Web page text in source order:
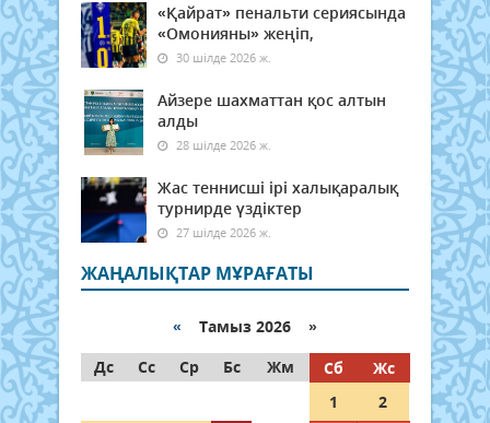
«Қайрат» пенальти сериясында
«Омонияны» жеңіп,
30 шілде 2026 ж.
Айзере шахматтан қос алтын
алды
28 шілде 2026 ж.
Жас теннисші ірі халықаралық
турнирде үздіктер
27 шілде 2026 ж.
ЖАҢАЛЫҚТАР МҰРАҒАТЫ
« Тамыз 2026 »
Дс
Сс Ср Бс Жм Сб
Жс
1
2